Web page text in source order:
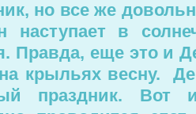
но все же
наступает в
Правда, еще это и
крыльях весну.
праздник.